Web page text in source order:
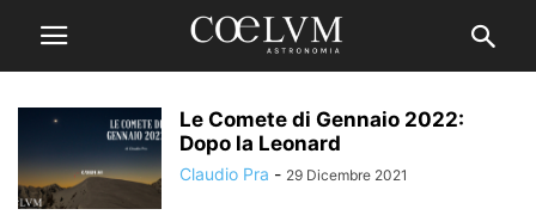
Le Comete di Gennaio 2022:
Dopo la Leonard
Claudio Pra - 29 Dicembre 2021